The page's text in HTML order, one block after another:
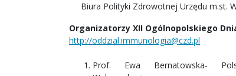
Biura Polityki Zdrowotnej Urzędu m.st.
Organizatorzy XII Ogólnopolskiego
http://oddzial.immunologia@czd.pl
Prof. Ewa Bernatowska-